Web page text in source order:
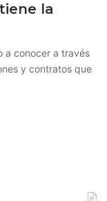
la
a conocer a través
y contratos que